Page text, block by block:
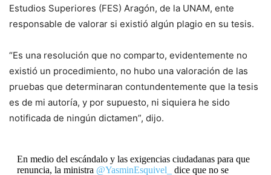
Estudios Superiores (FES) Aragón, de la UNAM, ente
responsable de valorar si existió algún plagio en su tesis.
“Es una resolución que no comparto, evidentemente no
existió un procedimiento, no hubo una valoración de las
pruebas que determinaran contundentemente que la tesis
es de mi autoría, y por supuesto, ni siquiera he sido
notificada de ningún dictamen”, dijo.
En medio del escándalo y las exigencias ciudadanas para que
renuncia, la ministra @YasminEsquivel_ dice que no se